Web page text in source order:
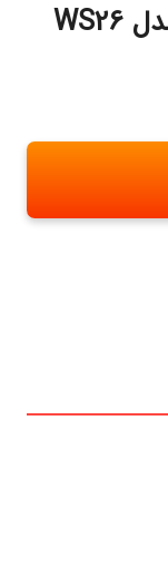
ساعت هوشمند ویسمی مدل WS26